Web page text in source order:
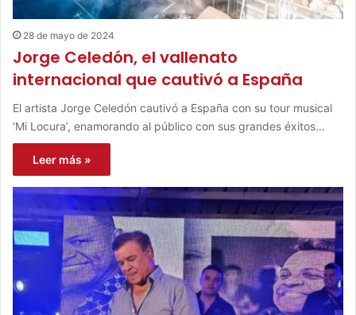
28 de mayo de 2024
Jorge Celedón, el vallenato
internacional que cautivó a España
El artista Jorge Celedón cautivó a España con su tour musical
‘Mi Locura’, enamorando al público con sus grandes éxitos…
Leer más »